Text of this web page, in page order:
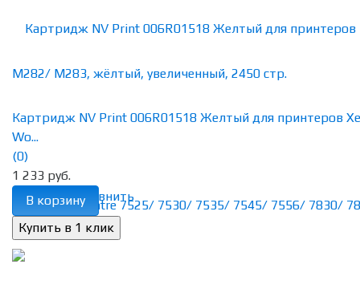
избранное сравнить
Картридж NV Print 006R01518 Желтый для принтеров
Wo...
(0)
1 233 руб.
В корзину